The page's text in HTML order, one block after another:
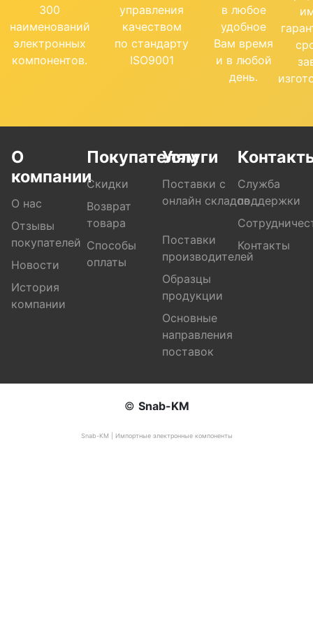
300
наименований
электронных
компонентов.
управления
качеством
по стандарту
ISO9001
в любое
удобное
Вам время
и в любой
день.
О
компании
О нас
Отзывы
покупателей
Новости
История
компании
Покупателям
Скидки
Возврат
товара
Способы
оплаты
Услуги
Поставки с
онлайн складов
Поставки
производителей
Образцы
продукции
Основные
направления
поставок
Служба
поддержки
Контакты
© Snab-KM
Snab-KM | Импортные электронные компоненты